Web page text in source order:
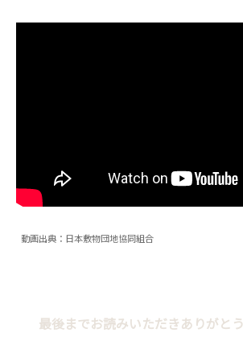
動画出典：日本敷物団地協同組合
最後までお読みいただきありがと